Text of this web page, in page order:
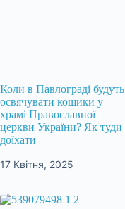
Коли в Павлограді будуть
освячувати кошики у
храмі Православної
церкви України? Як туди
доїхати
17 Квітня, 2025